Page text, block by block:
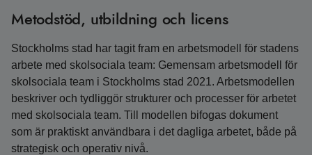
Metodstöd, utbildning och licens
Stockholms stad har tagit fram en arbetsmodell för stadens
arbete med skolsociala team: Gemensam arbetsmodell för
skolsociala team i Stockholms stad 2021. Arbetsmodellen
beskriver och tydliggör strukturer och processer för arbetet
med skolsociala team. Till modellen bifogas dokument
som är praktiskt användbara i det dagliga arbetet, både på
strategisk och operativ nivå.